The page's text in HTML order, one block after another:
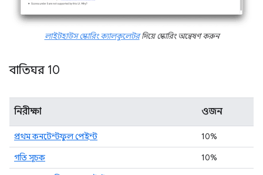
লাইটহাউস স্কোরিং ক্যালকুলেটরদিয়ে স্কোরিং অন্বেষণ করুন
বাতিঘর 10
নিরীক্ষা ওজন
প্রথম কনটেন্টফুল পেইন্ট
10%
গতি সূচক
10%